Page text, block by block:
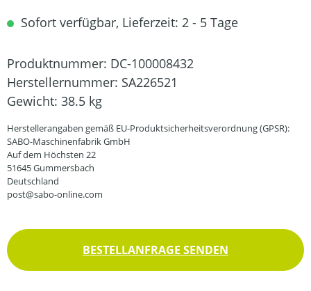
Sofort verfügbar, Lieferzeit: 2 - 5 Tage
Produktnummer: DC-100008432
Herstellernummer: SA226521
Gewicht: 38.5 kg
Herstellerangaben gemäß EU-Produktsicherheitsverordnung (GPSR):
SABO-Maschinenfabrik GmbH
Auf dem Höchsten 22
51645 Gummersbach
Deutschland
post@sabo-online.com
BESTELLANFRAGE SENDEN